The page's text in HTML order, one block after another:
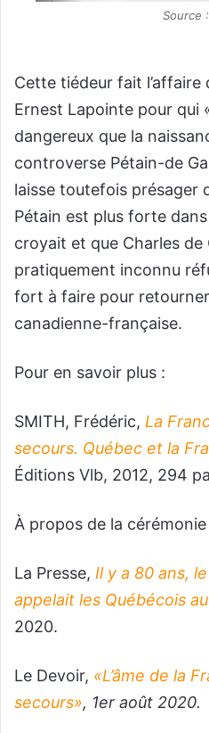
Source
Cette tiédeur fait l’affaire
Ernest Lapointe pour qui
dangereux que la
controverse Pétain-de
laisse toutefois présager
Pétain est plus forte
croyait et que Charles de
pratiquement inconnu
fort à faire pour retourner
canadienne-française.
Pour en savoir plus :
SMITH, Frédéric, La
secours. Québec et la
Éditions Vlb, 2012, 294
À propos de la
La Presse, Il y a 80 ans,
appelait les Québécois
2020.
Le Devoir, «L’âme de la
secours», 1er août 2020.